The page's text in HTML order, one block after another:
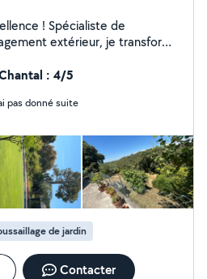
de
extérieur, je transforme
taille de haies et arbustes,
plantations, création de
respect des délais.
rapidement dans tout le
professionnels et
Devis gratuit et
: -50% sur vos prestations de
73
: 4/5
pas donné suite
de jardin
Contacter